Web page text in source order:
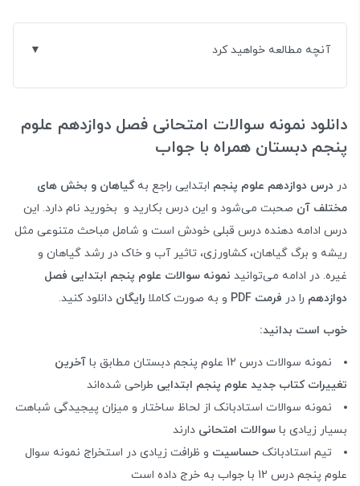
آنچه مطالعه خواهید کرد
دانلود نمونه سوالات امتحانی فصل دوازدهم علوم
پنجم دبستان همراه با جواب
در درس دوازدهم علوم پنجم ابتدایی راجع بهگیاهان و بخش های
مختلف آن صحبت می‌شود و این درس بکارید و بخورید نام دارد. این
درس ادامه دهنده درس قبلی خودش است و شامل مباحث متنوعی مثل
ریشه و برگ گیاهان، کشاورزی، تاثیر آب و خاک در رشد گیاهان و
غیره. در ادامه می‌توانید نمونه سوالات علوم پنجم ابتدایی فصل
دوازدهم را در فرمت PDF و به صورت کاملا رایگان دانلود کنید.
خوب است بدانید:
نمونه سوالات درس 12 علوم پنجم دبستان مطابق با
آخرین
تغییرات کتاب جدید علوم پنجم ابتدایی طراحی شده‌اند
نمونه سوالات استادبانک از لحاظ ساختار و میزان پیجیدگی شباهت
بسیار زیادی با سوالات امتحانی دارند
تیم استادبانک حساسیت و ظرافت زیادی در استخراج نمونه سوال
علوم پنجم درس 12 با جواب به خرج داده است